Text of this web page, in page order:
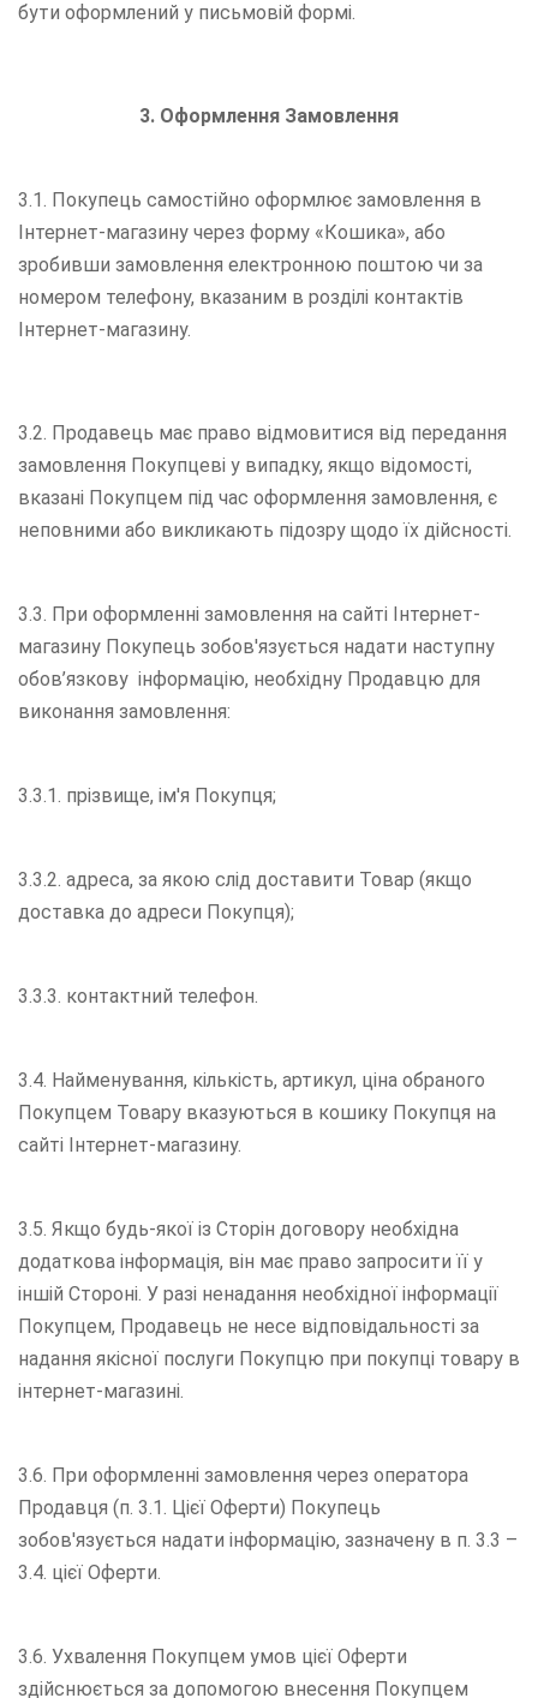
бути оформлений у письмовій формі.
3. Оформлення Замовлення
3.1. Покупець самостійно оформлює замовлення в
Інтернет-магазину через форму «Кошика», або
зробивши замовлення електронною поштою чи за
номером телефону, вказаним в розділі контактів
Інтернет-магазину.
3.2. Продавець має право відмовитися від передання
замовлення Покупцеві у випадку, якщо відомості,
вказані Покупцем під час оформлення замовлення, є
неповними або викликають підозру щодо їх дійсності.
3.3. При оформленні замовлення на сайті Інтернет-
магазину Покупець зобов'язується надати наступну
обов’язкову інформацію, необхідну Продавцю для
виконання замовлення:
3.3.1. прізвище, ім'я Покупця;
3.3.2. адреса, за якою слід доставити Товар (якщо
доставка до адреси Покупця);
3.3.3. контактний телефон.
3.4. Найменування, кількість, артикул, ціна обраного
Покупцем Товару вказуються в кошику Покупця на
сайті Інтернет-магазину.
3.5. Якщо будь-якої із Сторін договору необхідна
додаткова інформація, він має право запросити її у
іншій Стороні. У разі ненадання необхідної інформації
Покупцем, Продавець не несе відповідальності за
надання якісної послуги Покупцю при покупці товару в
інтернет-магазині.
3.6. При оформленні замовлення через оператора
Продавця (п. 3.1. Цієї Оферти) Покупець
зобов'язується надати інформацію, зазначену в п. 3.3 –
3.4. цієї Оферти.
3.6. Ухвалення Покупцем умов цієї Оферти
здійснюється за допомогою внесення Покупцем